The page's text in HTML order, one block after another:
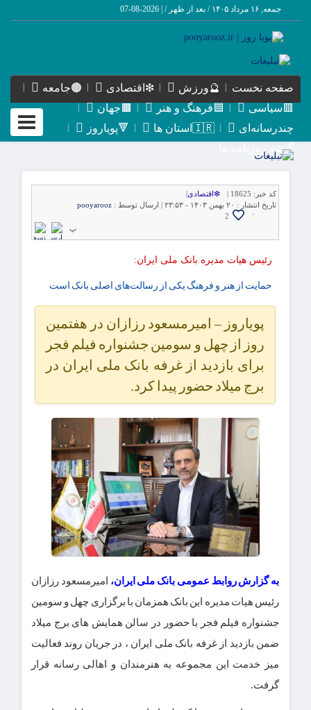
جمعه, ۱۶ مرداد ۱۴۰۵ / بعد از ظهر / |
2026-08-07
صفحه نخست 🔮ورزش ❇اقتصادی
🟤جامعه
🟥سیاسی
🟦فرهنگ و هنر
🟫جهان
چندرسانه‌ای
🇮🇷استان ها
🔻پویاروز
گیشه روزنامه ها
Toggle
کد خبر: 18625 | ❇اقتصادی|
تاریخ انتشار : ۲۰ بهمن ۱۴۰۳ - ۲۳:۵۳ | ارسال توسط : pooyarooz
۰
2
پ
رئیس هیات مدیره بانک ملی ایران:
حمایت از هنر و فرهنگ یکی از رسالت‌های اصلی بانک است
پویاروز – امیرمسعود رزازان در هفتمین
روز از چهل و سومین جشنواره فیلم فجر
برای بازدید از غرفه بانک ملی ایران در
برج میلاد حضور پیدا کرد.
به گزارش روابط عمومی بانک ملی ایران، امیرمسعود رزازان
رئیس هیات مدیره این بانک همزمان با برگزاری چهل و سومین
جشنواره فیلم فجر با حضور در سالن همایش های برج میلاد
ضمن بازدید از غرفه بانک ملی ایران ، در جریان روند فعالیت
میز خدمت این مجموعه به هنرمندان و اهالی رسانه قرار
گرفت.